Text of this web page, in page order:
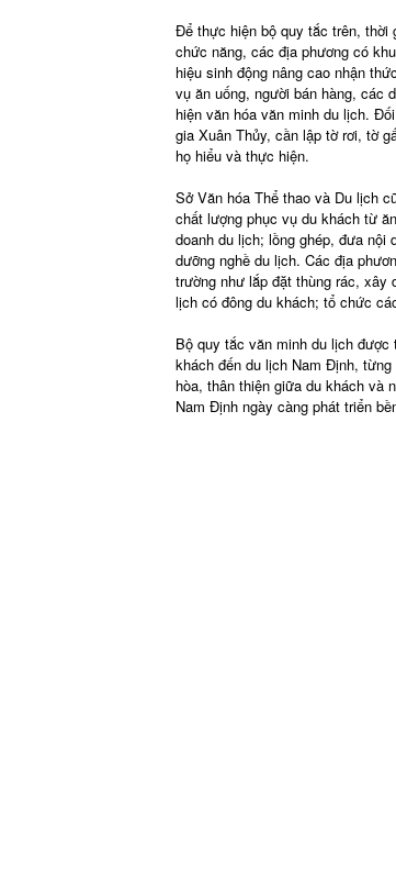
Để thực hiện bộ quy tắc trên, thời
chức năng, các địa phương có
hiệu sinh động nâng cao nhận
vụ ăn uống, người bán hàng, các
hiện văn hóa văn minh du lịch.
gia Xuân Thủy, cần lập tờ rơi, tờ
họ hiểu và thực hiện.
Sở Văn hóa Thể thao và Du lịch
chất lượng phục vụ du khách từ
doanh du lịch; lồng ghép, đưa
dưỡng nghề du lịch. Các địa
trường như lắp đặt thùng rác, xây
lịch có đông du khách; tổ chức
Bộ quy tắc văn minh du lịch
khách đến du lịch Nam Định,
hòa, thân thiện giữa du khách và
Nam Định ngày càng phát triển